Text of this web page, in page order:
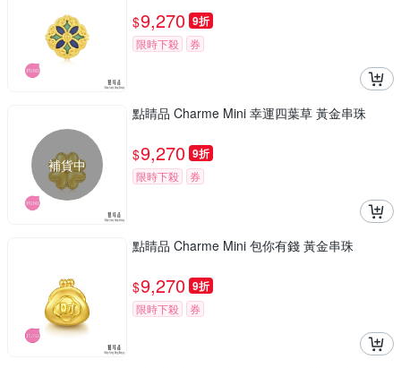
$9,270 9折
限時下殺 券
補貨中
點睛品 Charme Mini 幸運四葉草 黃金串珠
$9,270 9折
限時下殺 券
點睛品 Charme Mini 包你有錢 黃金串珠
$9,270 9折
限時下殺 券